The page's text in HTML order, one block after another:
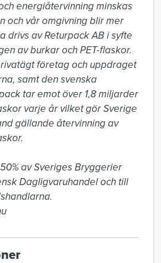
energiåtervinning minskas
och vår omgivning blir mer
drivs av Returpack AB i syfte
av burkar och PET-flaskor.
företag och uppdraget
samt den svenska
tar emot över 1,8 miljarder
varje år vilket gör Sverige
gällande återvinning av
av Sveriges Bryggerier
Dagligvaruhandel och till